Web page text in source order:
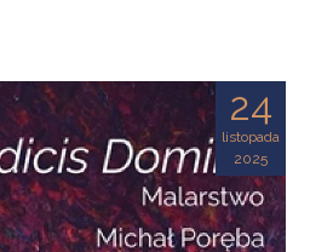
24
listopada
2025